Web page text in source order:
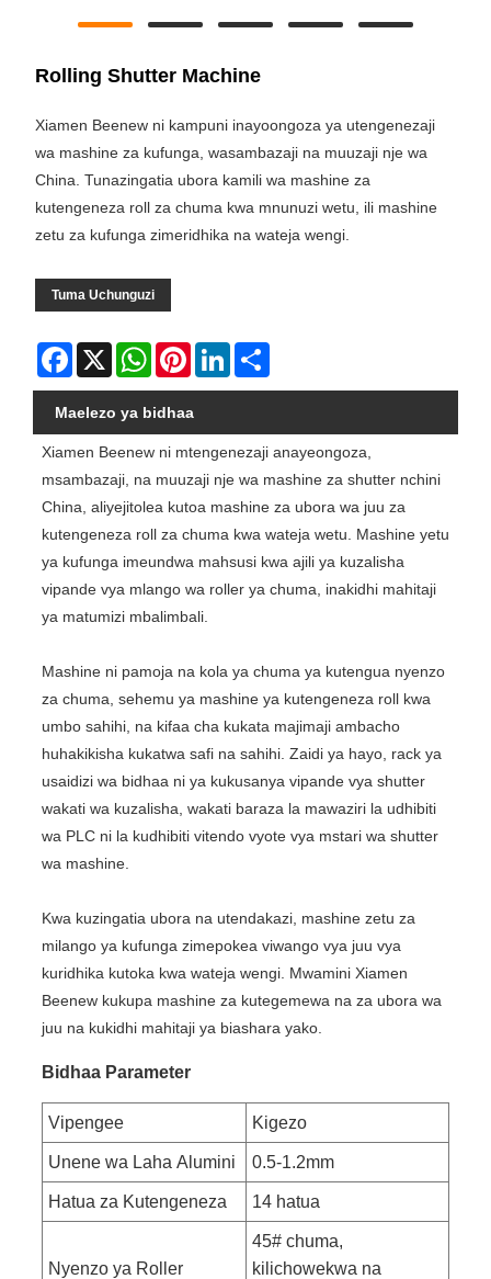
Rolling Shutter Machine
Xiamen Beenew ni kampuni inayoongoza ya utengenezaji
wa mashine za kufunga, wasambazaji na muuzaji nje wa
China. Tunazingatia ubora kamili wa mashine za
kutengeneza roll za chuma kwa mnunuzi wetu, ili mashine
zetu za kufunga zimeridhika na wateja wengi.
Tuma Uchunguzi
Facebook
X WhatsAppPinterestLinkedIn
Maelezo ya bidhaa
Xiamen Beenew ni mtengenezaji anayeongoza,
msambazaji, na muuzaji nje wa mashine za shutter nchini
China, aliyejitolea kutoa mashine za ubora wa juu za
kutengeneza roll za chuma kwa wateja wetu. Mashine yetu
ya kufunga imeundwa mahsusi kwa ajili ya kuzalisha
vipande vya mlango wa roller ya chuma, inakidhi mahitaji
ya matumizi mbalimbali.
Mashine ni pamoja na kola ya chuma ya kutengua nyenzo
za chuma, sehemu ya mashine ya kutengeneza roll kwa
umbo sahihi, na kifaa cha kukata majimaji ambacho
huhakikisha kukatwa safi na sahihi. Zaidi ya hayo, rack ya
usaidizi wa bidhaa ni ya kukusanya vipande vya shutter
wakati wa kuzalisha, wakati baraza la mawaziri la udhibiti
wa PLC ni la kudhibiti vitendo vyote vya mstari wa shutter
wa mashine.
Kwa kuzingatia ubora na utendakazi, mashine zetu za
milango ya kufunga zimepokea viwango vya juu vya
kuridhika kutoka kwa wateja wengi. Mwamini Xiamen
Beenew kukupa mashine za kutegemewa na za ubora wa
juu na kukidhi mahitaji ya biashara yako.
Bidhaa Parameter
Vipengee Kigezo
Unene wa Laha Alumini 0.5-1.2mm
Hatua za Kutengeneza 14 hatua
Nyenzo ya Roller
45# chuma,
kilichowekwa na